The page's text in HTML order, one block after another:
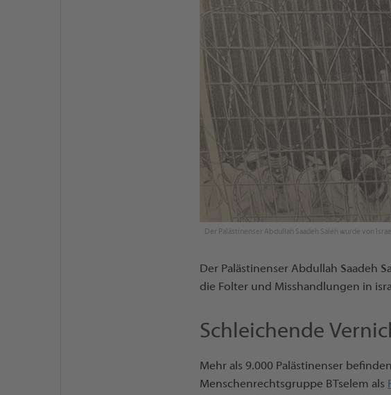
Der Palästinenser Abdullah Saadeh Saleh wurde von
Der Palästinenser Abdullah Saadeh
die Folter und Misshandlungen in
Schleichende
Mehr als 9.000 Palästinenser
Menschenrechtsgruppe BTselem als